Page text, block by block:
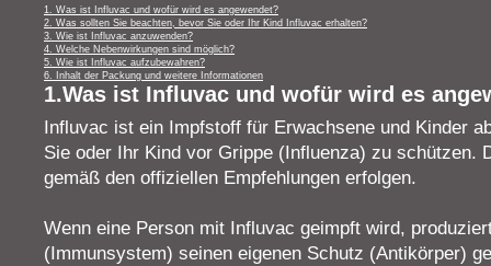
1. Was ist Influvac und wofür wird es angewendet?
2. Was sollten Sie beachten, bevor Sie oder Ihr Kind Influvac erhalten?
3. Wie ist Influvac anzuwenden?
4. Welche Nebenwirkungen sind möglich?
5. Wie ist Influvac aufzubewahren?
6. Inhalt der Packung und weitere Informationen
1.Was ist Influvac und wofür wird es
Influvac ist ein Impfstoff für Erwachsene und Kinder
Sie oder Ihr Kind vor Grippe (Influenza) zu schützen.
gemäß den offiziellen Empfehlungen erfolgen.
Wenn eine Person mit Influvac geimpft wird,
(Immunsystem) seinen eigenen Schutz (Antikörper)